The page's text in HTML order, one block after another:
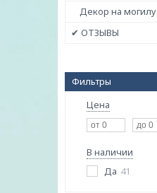
Декор на могилу
✔ ОТЗЫВЫ
Фильтры
Цена
В наличии
Да 41